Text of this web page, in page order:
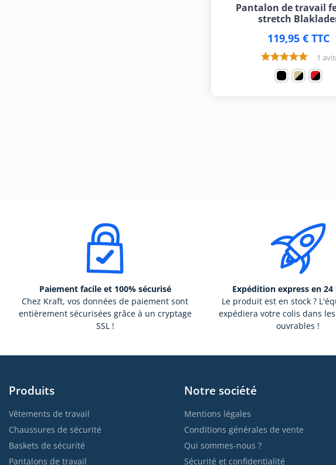
Pantalon de travail
stretch
119,95 € TTC
1 avis
Paiement facile et 100% sécurisé
Chez Kraft, vos données de paiement sont
entièrement sécurisées grâce à un cryptage
SSL !
Expédition express en 24
Le produit est en stock ?
expédiera votre colis dans
ouvrables !
Produits
Vêtements de travail
Chaussures de sécurité
Baskets de sécurité
Pantalons de travail
Notre société
Mentions légales
Conditions générales de vente
Qui sommes-nous ?
Sécurité et confidentialité